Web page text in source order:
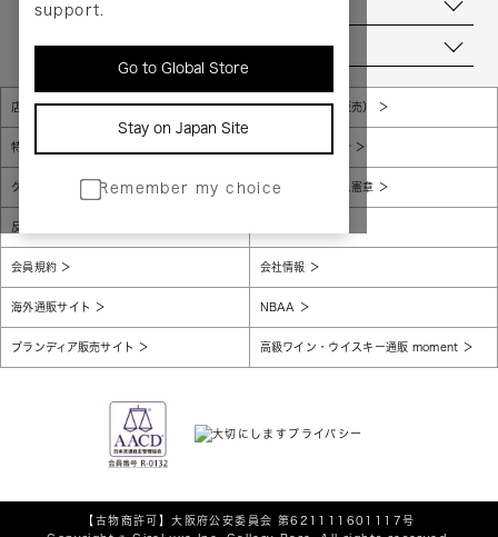
support.
Go to Global Store
Stay on Japan Site
Remember my choice
お問い合わせ
当店について
店舗一覧 販売規約（店頭販売）
特定商取引法に基づく表示 個人情報保護方針
グローバルプライバシーポリシー コンプライアンス憲章
反社会的勢力に対する基本方針
会員規約 会社情報
海外通販サイト NBAA
ブランディア販売サイト 高級ワイン・ウイスキー通販 moment
【古物商許可】大阪府公安委員会 第621111601117号